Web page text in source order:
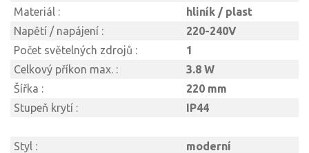
Materiál :
hliník / plast
Napětí / napájení :
220-240V
Počet světelných zdrojů :
1
Celkový příkon max. :
3.8 W
Šířka :
220 mm
Stupeň krytí :
IP44
Styl :
moderní